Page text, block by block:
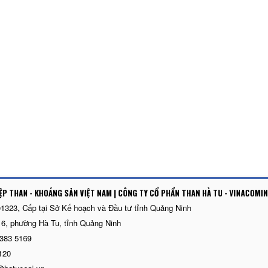
THAN - KHOÁNG SẢN VIỆT NAM | CÔNG TY CỔ PHẨN THAN HÀ TU - VINACOMIN
Cấp tại Sở Kế hoạch và Đầu tư tỉnh Quảng Ninh
phường Hà Tu, tỉnh Quảng Ninh
5169